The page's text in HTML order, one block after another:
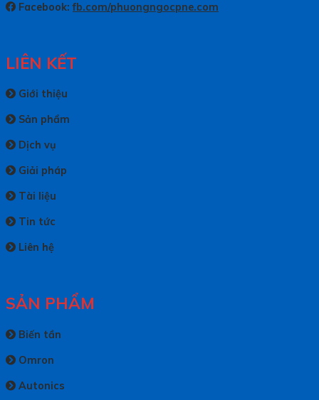
Facebook:fb.com/phuongngocpne.com
LIÊN KẾT
Giới thiệu
Sản phẩm
Dịch vụ
Giải pháp
Tài liệu
Tin tức
Liên hệ
SẢN PHẨM
Biến tần
Omron
Autonics